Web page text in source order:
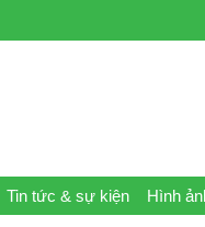
Tin tức & sự kiện Hình